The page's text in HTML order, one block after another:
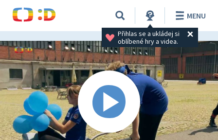
Přihlas se a ukládej si
oblíbené hry a videa.
MENU